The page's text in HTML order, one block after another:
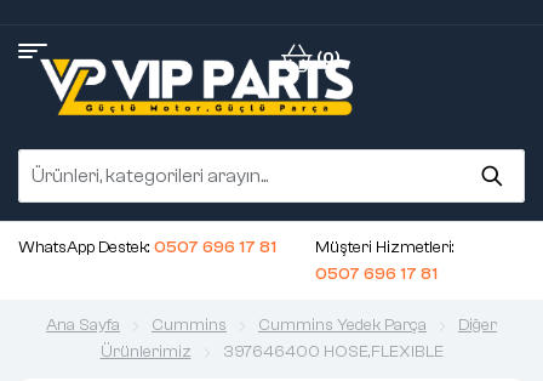
(0)
WhatsApp Destek: 0507 696 17 81
Müşteri Hizmetleri:
0507 696 17 81
Ana Sayfa Cummins Cummins Yedek Parça
Diğer
Ürünlerimiz
397646400 HOSE,FLEXIBLE